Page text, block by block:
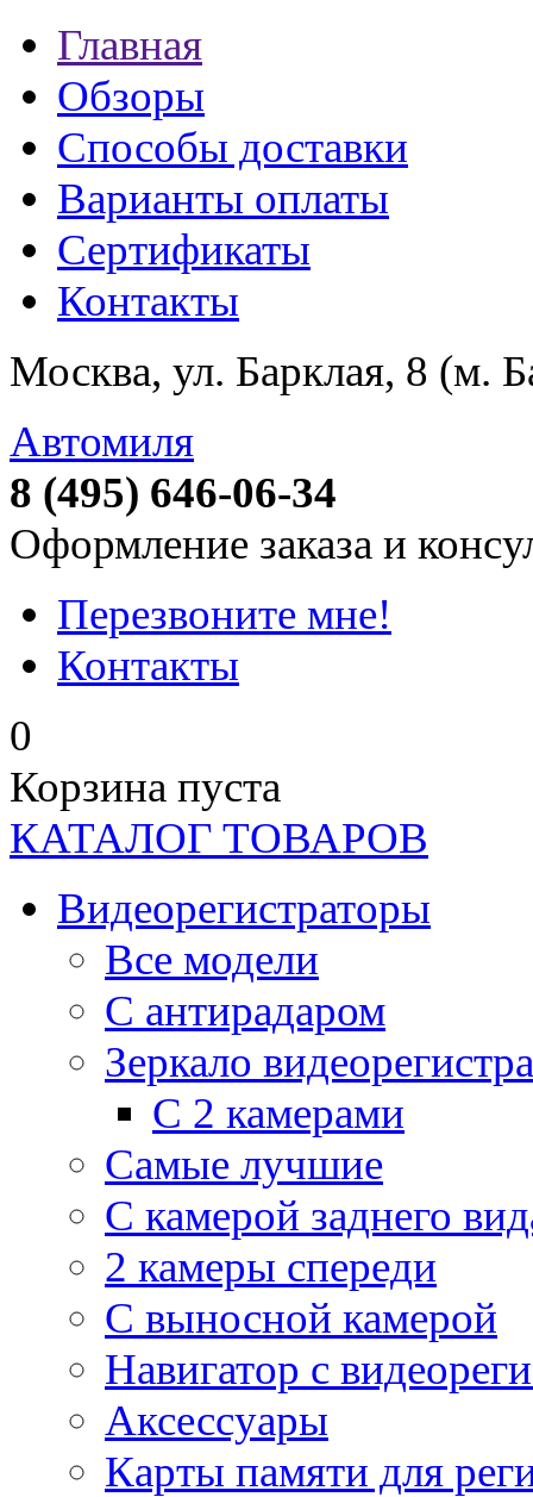
Главная
Обзоры
Способы доставки
Варианты оплаты
Сертификаты
Контакты
Москва, ул. Барклая, 8 (м.
Автомиля
8 (495) 646-06-34
Оформление заказа и
Перезвоните мне!
Контакты
0
Корзина пуста
КАТАЛОГ ТОВАРОВ
Видеорегистраторы
Все модели
C антирадаром
Зеркало
С 2 камерами
Самые лучшие
С камерой заднего
2 камеры спереди
С выносной камерой
Навигатор с
Аксессуары
Карты памяти для